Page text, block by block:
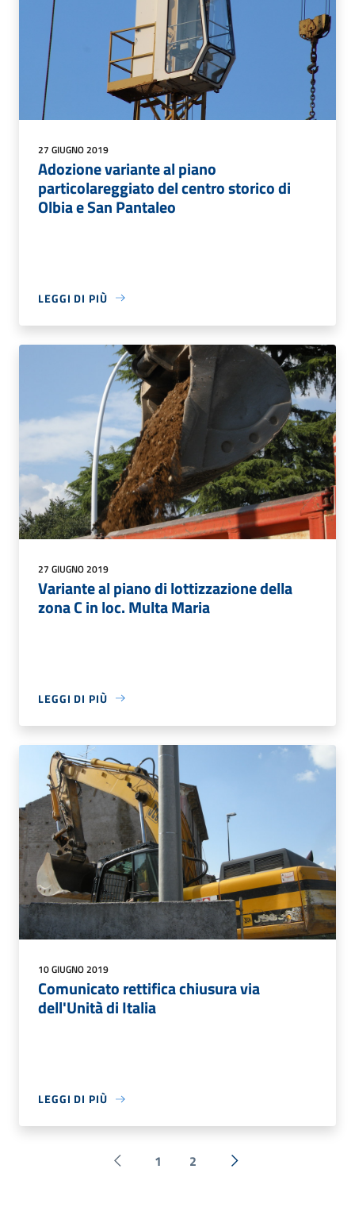
27 GIUGNO 2019
Adozione variante al piano
particolareggiato del centro storico di
Olbia e San Pantaleo
LEGGI DI PIÙ
27 GIUGNO 2019
Variante al piano di lottizzazione della
zona C in loc. Multa Maria
LEGGI DI PIÙ
10 GIUGNO 2019
Comunicato rettifica chiusura via
dell'Unità di Italia
LEGGI DI PIÙ
Pagina precedente
1 2 Successiva »